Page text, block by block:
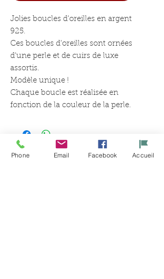
Jolies boucles d'oreilles en argent
925.
Ces boucles d'oreilles sont ornées
d'une perle et de cuirs de luxe
assortis.
Modèle unique !
Chaque boucle est réalisée en
fonction de la couleur de la perle.
Phone Email Facebook Accueil